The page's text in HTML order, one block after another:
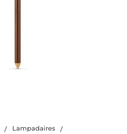
Lampadaires